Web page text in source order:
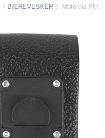
/ BÆREVESKER /